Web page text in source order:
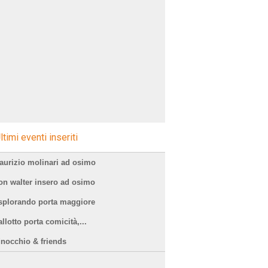
eventi inseriti
molinari ad osimo
walter insero ad osimo
porta maggiore
porta comicità,...
& friends